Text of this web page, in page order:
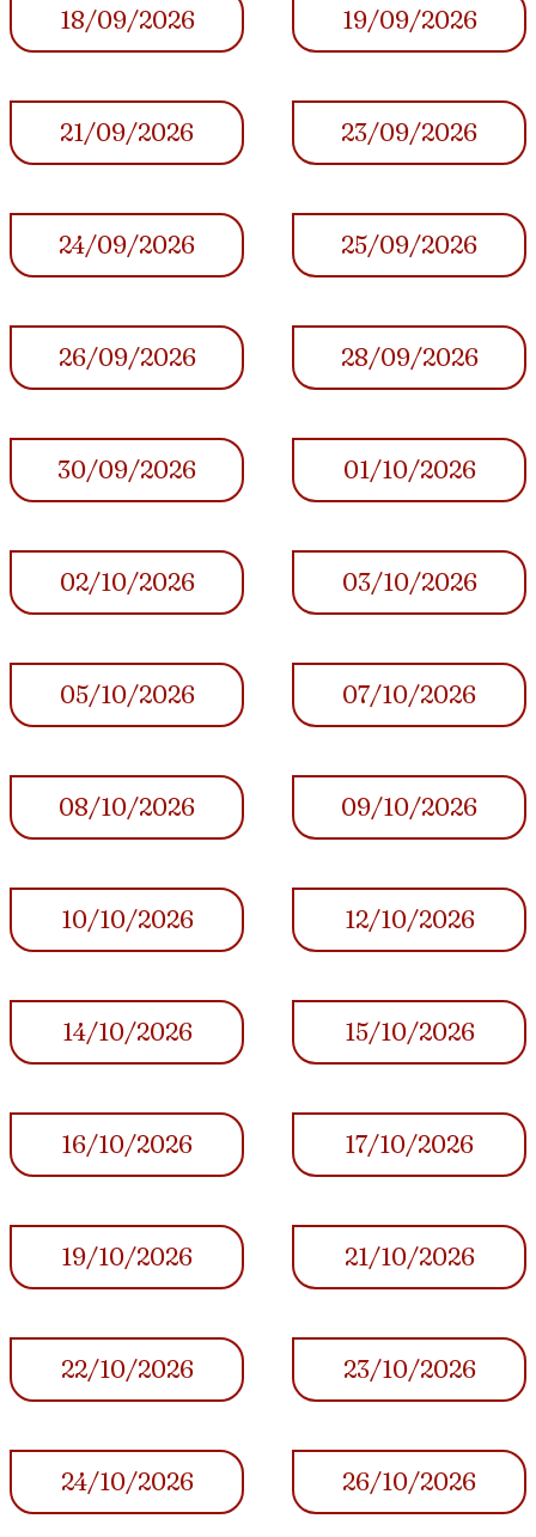
18/09/2026 19/09/2026
21/09/2026 23/09/2026
24/09/2026 25/09/2026
26/09/2026 28/09/2026
30/09/2026 01/10/2026
02/10/2026 03/10/2026
05/10/2026 07/10/2026
08/10/2026 09/10/2026
10/10/2026 12/10/2026
14/10/2026 15/10/2026
16/10/2026 17/10/2026
19/10/2026 21/10/2026
22/10/2026 23/10/2026
24/10/2026 26/10/2026